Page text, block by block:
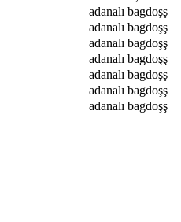
adanalı bagdoşş
adanalı bagdoşş
adanalı bagdoşş
adanalı bagdoşş
adanalı bagdoşş
adanalı bagdoşş
adanalı bagdoşş